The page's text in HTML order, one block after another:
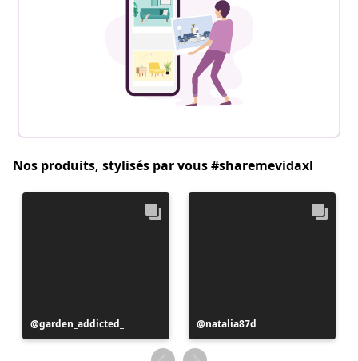
Nos produits, stylisés par vous #sharemevidaxl
Publication
publiée
garden_addicted_
Publication
publiée
par
natalia87d